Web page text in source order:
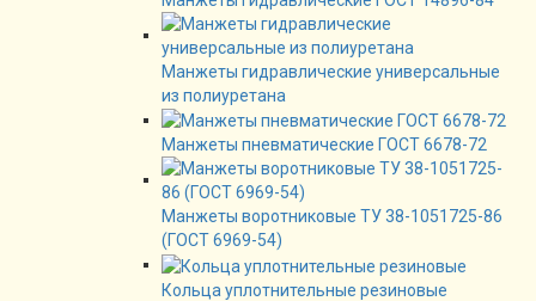
Манжеты гидравлические универсальные
из полиуретана
Манжеты пневматические ГОСТ 6678-72
Манжеты воротниковые ТУ 38-1051725-86
(ГОСТ 6969-54)
Кольца уплотнительные резиновые